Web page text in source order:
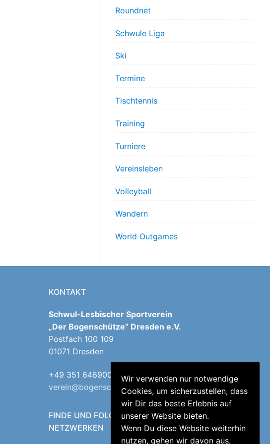
Roundnet
Schwule Liga
Ski
Termine
Tischtennis
Training
Turniere
Vereinsleben
Volleyball
Wandern
World Outgames
KONTAKT
Schwul-Lesbischer Sportverein
„Der Bogenschütze“ Dresden e.V.
Postfach 100 109
01071 Dresden
+49 351 64690040
verein@bogenschuetzen-dresden.de
FINDE UND FOLGE UNS IN DEN SOZIALEN
NETZWERKEN
Wir verwenden nur notwendige
Cookies, um sicherzustellen, dass
wir Dir das beste Erlebnis auf
unserer Website bieten.
Wenn Du diese Website weiterhin
nutzen, gehen wir davon aus,